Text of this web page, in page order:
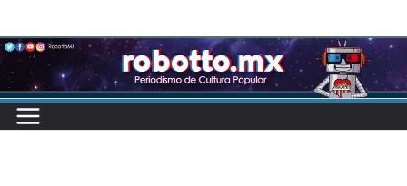
to
content